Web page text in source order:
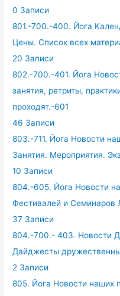
0 Записи
801.-700.-400. Йога
Цены. Список всех
20 Записи
802.-700.-401. Йога
занятия, ретриты,
проходят.-601
46 Записи
803.-711. Йога Новости
Занятия. Мероприятия.
10 Записи
804.-605. Йога Новости
Фестивалей и Семинаров
37 Записи
804.-700.- 403. Новости
Дайджесты
2 Записи
805. Йога Новости наших